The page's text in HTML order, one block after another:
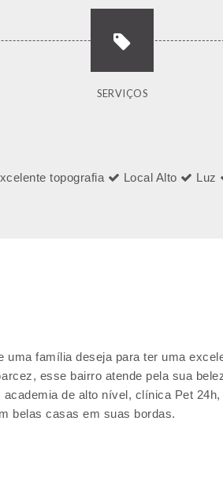
SERVIÇOS
topografia Local Alto Luz
família deseja para ter uma
esse bairro atende pela sua
de alto nível, clínica Pet
belas casas em suas bordas.